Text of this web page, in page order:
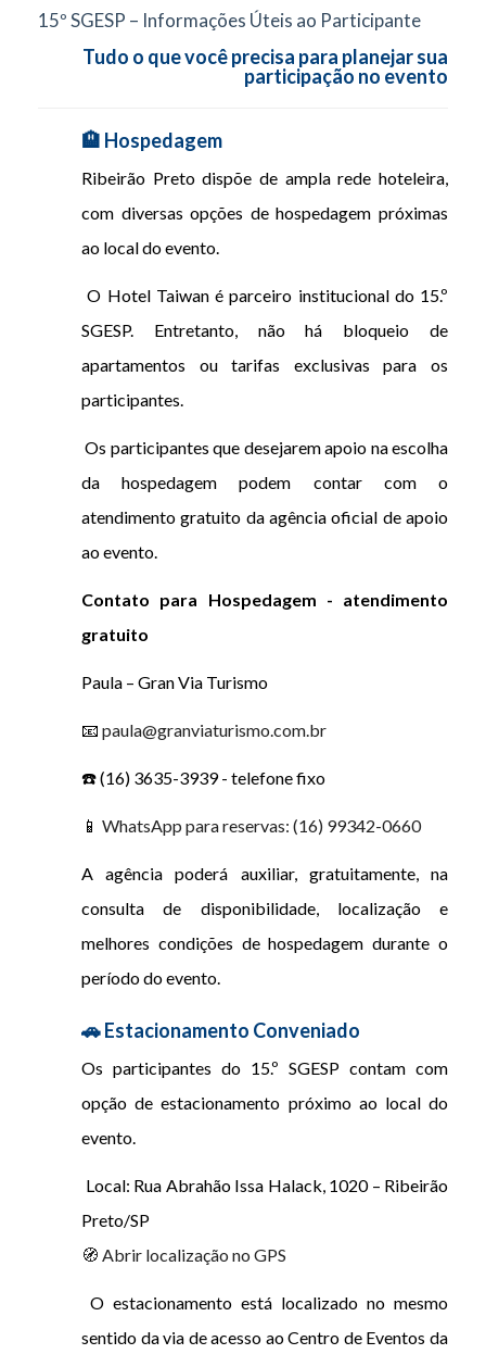
15º SGESP – Informações Úteis ao Participante
Tudo o que você precisa para planejar sua
participação no evento
🏨 Hospedagem
Ribeirão Preto dispõe de ampla rede hoteleira,
com diversas opções de hospedagem próximas
ao local do evento.
O Hotel Taiwan é parceiro institucional do 15.º
SGESP. Entretanto, não há bloqueio de
apartamentos ou tarifas exclusivas para os
participantes.
Os participantes que desejarem apoio na escolha
da hospedagem podem contar com o
atendimento gratuito da agência oficial de apoio
ao evento.
Contato para Hospedagem - atendimento
gratuito
Paula – Gran Via Turismo
📧 paula@granviaturismo.com.br
☎️ (16) 3635-3939 - telefone fixo
📱 WhatsApp para reservas: (16) 99342-0660
A agência poderá auxiliar, gratuitamente, na
consulta de disponibilidade, localização e
melhores condições de hospedagem durante o
período do evento.
🚗 Estacionamento Conveniado
Os participantes do 15.º SGESP contam com
opção de estacionamento próximo ao local do
evento.
Local: Rua Abrahão Issa Halack, 1020 – Ribeirão
Preto/SP
🧭 Abrir localização no GPS
O estacionamento está localizado no mesmo
sentido da via de acesso ao Centro de Eventos da